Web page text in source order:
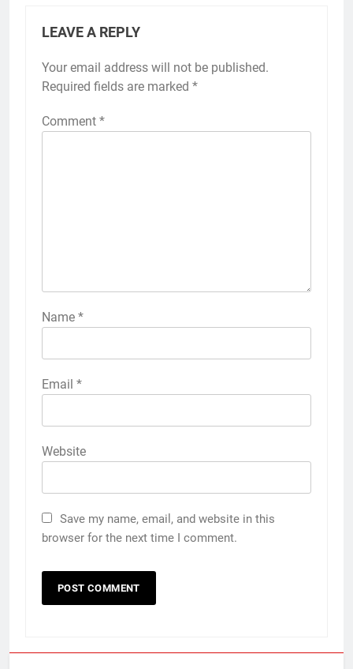
LEAVE A REPLY
Your email address will not be published.
Required fields are marked *
Comment *
Name *
Email *
Website
Save my name, email, and website in this
browser for the next time I comment.